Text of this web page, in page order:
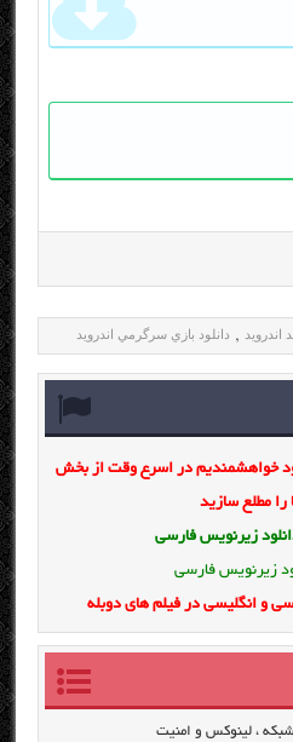
اندرويد , دانلود بازي سرگرمي اندرويد
خواهشمندیم در اسرع وقت از بخش
را مطلع سازید
زیرنویس فارسی
زیرنویس فارسی
و انگلیسی در فیلم های دوبله